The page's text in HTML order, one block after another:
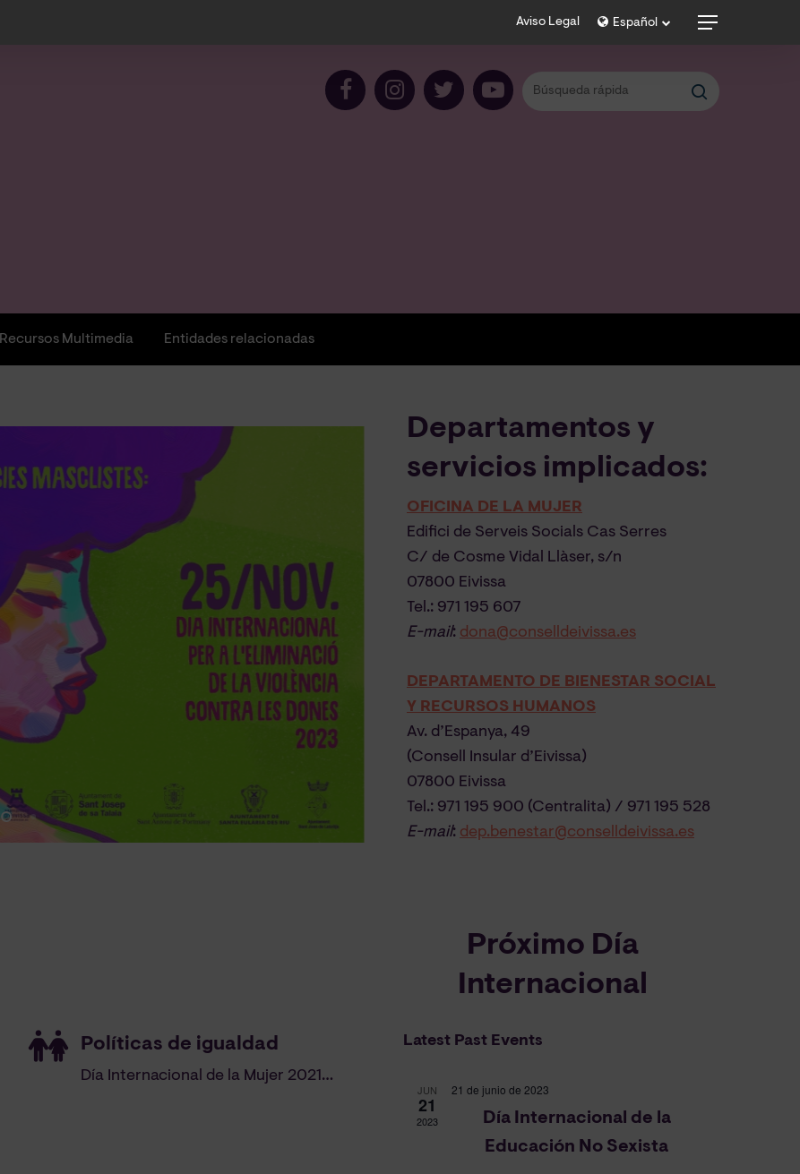
Aviso Legal Español Menu
Recursos Multimedia Entidades relacionadas
Departamentos y
servicios implicados:
OFICINA DE LA MUJER
Edifici de Serveis Socials Cas Serres
C/ de Cosme Vidal Llàser, s/n
07800 Eivissa
Tel.: 971 195 607
E-mail: dona@conselldeivissa.es
DEPARTAMENTO DE BIENESTAR SOCIAL
Y RECURSOS HUMANOS
Av. d’Espanya, 49
(Consell Insular d’Eivissa)
07800 Eivissa
Tel.: 971 195 900 (Centralita) / 971 195 528
E-mail: dep.benestar@conselldeivissa.es
Próximo Día
Internacional
Políticas de igualdad
Día Internacional de la Mujer 2021…
Latest Past Events
JUN
21
2023
21 de junio de 2023
Día Internacional de la
Educación No Sexista